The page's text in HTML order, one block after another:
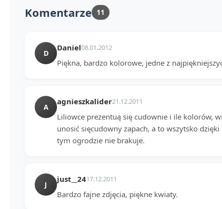
Komentarze 11
D
Daniel08.01.2012
Piękna, bardzo kolorowe, jedne z
A
agnieszkalider21.12.2011
Liliowce prezentuą się cudownie i ile kolorów,
unosić sięcudowny zapach, a to wszytsko
tym ogrodzie nie brakuje.
J
just__2417.12.2011
Bardzo fajne zdjęcia, piękne kwiaty.